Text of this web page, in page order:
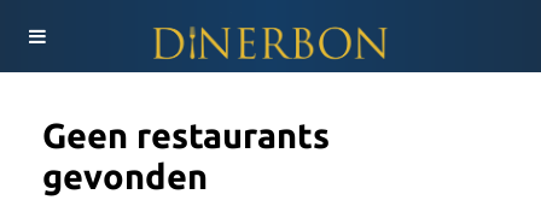
Geen restaurants
gevonden